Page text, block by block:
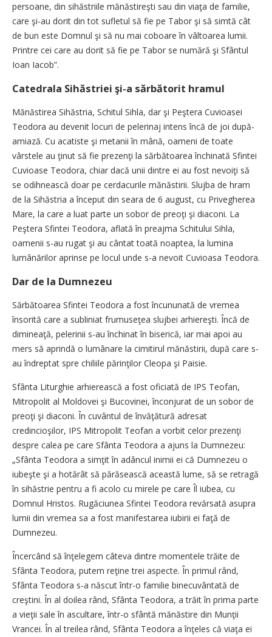
persoane, din sihăstriile mănăstireşti sau din viaţa de familie,
care şi-au dorit din tot sufletul să fie pe Tabor şi să simtă cât
de bun este Domnul şi să nu mai coboare în vâltoarea lumii.
Printre cei care au dorit să fie pe Tabor se numără şi Sfântul
Ioan Iacob”.
Catedrala Sihăstriei şi-a sărbătorit hramul
Mănăstirea Sihăstria, Schitul Sihla, dar şi Peştera Cuvioasei
Teodora au devenit locuri de pelerinaj intens încă de joi după-
amiază. Cu acatiste şi metanii în mână, oameni de toate
vârstele au ţinut să fie prezenţi la sărbătoarea închinată Sfintei
Cuvioase Teodora, chiar dacă unii dintre ei au fost nevoiţi să
se odihnească doar pe cerdacurile mănăstirii. Slujba de hram
de la Sihăstria a început din seara de 6 august, cu Privegherea
Mare, la care a luat parte un sobor de preoţi şi diaconi. La
Peştera Sfintei Teodora, aflată în preajma Schitului Sihla,
oamenii s-au rugat şi au cântat toată noaptea, la lumina
lumânărilor aprinse pe locul unde s-a nevoit Cuvioasa Teodora.
Dar de la Dumnezeu
Sărbătoarea Sfintei Teodora a fost încununată de vremea
însorită care a subliniat frumuseţea slujbei arhiereşti. Încă de
dimineaţă, pelerinii s-au închinat în biserică, iar mai apoi au
mers să aprindă o lumânare la cimitirul mănăstirii, după care s-
au îndreptat spre chiliile părinţilor Cleopa şi Paisie.
Sfânta Liturghie arhierească a fost oficiată de IPS Teofan,
Mitropolit al Moldovei şi Bucovinei, înconjurat de un sobor de
preoţi şi diaconi. În cuvântul de învăţătură adresat
credincioşilor, IPS Mitropolit Teofan a vorbit celor prezenţi
despre calea pe care Sfânta Teodora a ajuns la Dumnezeu:
„Sfânta Teodora a simţit în adâncul inimii ei că Dumnezeu o
iubeşte şi a hotărât să părăsească această lume, să se retragă
în sihăstrie pentru a fi acolo cu mirele pe care Îl iubea, cu
Domnul Hristos. Rugăciunea Sfintei Teodora revărsată asupra
lumii din vremea sa a fost manifestarea iubirii ei faţă de
Dumnezeu.
Încercând să înţelegem câteva dintre momentele trăite de
Sfânta Teodora, putem reţine trei aspecte. În primul rând,
Sfânta Teodora s-a născut într-o familie binecuvântată de
creştini. În al doilea rând, Sfânta Teodora, a trăit în prima parte
a vieţii sale în ascultare, într-o sfântă mănăstire din Munţii
Vrancei. În al treilea rând, Sfânta Teodora a înţeles că viaţa ei